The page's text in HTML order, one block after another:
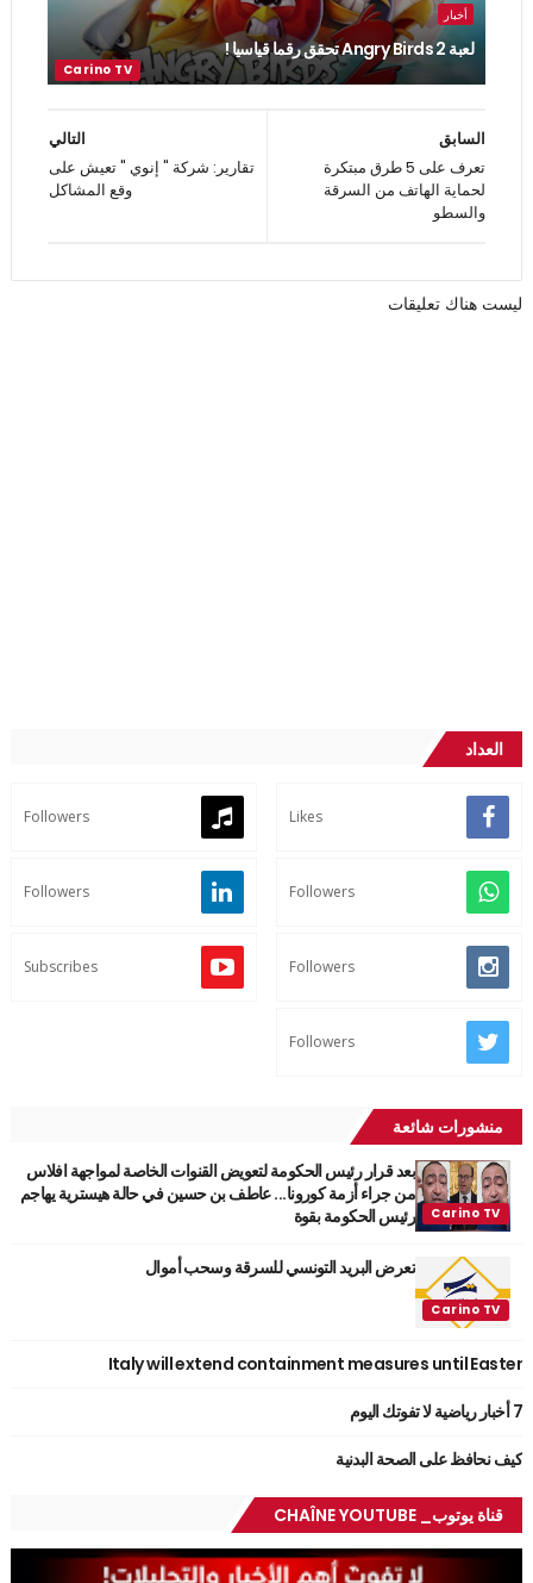
أخبار
لعبة Angry Birds 2 تحقق رقما قياسيا !
التالي
تقارير: شركة " إنوي " تعيش على
وقع المشاكل
السابق
تعرف على 5 طرق مبتكرة
لحماية الهاتف من السرقة
والسطو
ليست هناك تعليقات
العداد
Likes
Followers
Followers
Followers
Followers
Subscribes
Followers
منشورات شائعة
بعد قرار رئيس الحكومة لتعويض القنوات الخاصة لمواجهة افلاس
من جراء أزمة كورونا... عاطف بن حسين في حالة هيسترية يهاجم
رئيس الحكومة بقوة
تعرض البريد التونسي للسرقة وسحب أموال
Italy will extend containment measures until Easter
7 أخبار رياضية لا تفوتك اليوم
كيف نحافظ على الصحة البدنية
قناة يوتوب_ CHAÎNE YOUTUBE